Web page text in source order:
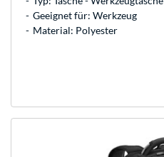
Geeignet für: Werkzeug
Material: Polyester